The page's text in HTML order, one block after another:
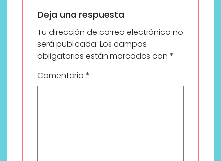
Deja una respuesta
Tu dirección de correo electrónico no
será publicada. Los campos
obligatorios están marcados con *
Comentario *